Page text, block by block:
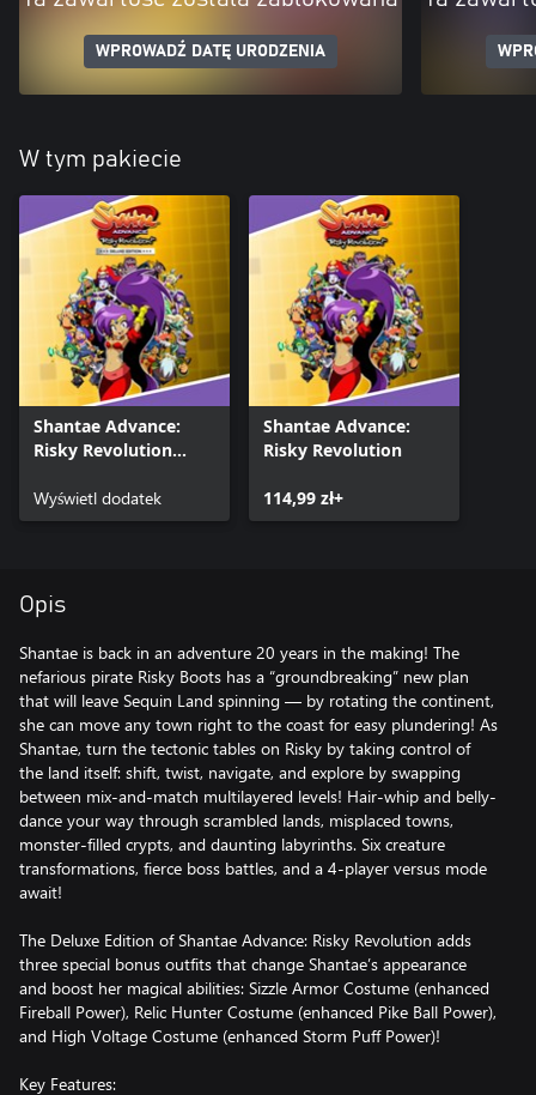
WPROWADŹ DATĘ URODZENIA
W tym pakiecie
Shantae Advance:
Risky Revolution
Wyświetl dodatek
Shantae Advance:
Risky Revolution
114,99 zł+
Opis
Shantae is back in an adventure 20 years in the making! The
nefarious pirate Risky Boots has a “groundbreaking” new plan
that will leave Sequin Land spinning — by rotating the continent,
she can move any town right to the coast for easy plundering! As
Shantae, turn the tectonic tables on Risky by taking control of
the land itself: shift, twist, navigate, and explore by swapping
between mix-and-match multilayered levels! Hair-whip and belly-
dance your way through scrambled lands, misplaced towns,
monster-filled crypts, and daunting labyrinths. Six creature
transformations, fierce boss battles, and a 4-player versus mode
await!
The Deluxe Edition of Shantae Advance: Risky Revolution adds
three special bonus outfits that change Shantae’s appearance
and boost her magical abilities: Sizzle Armor Costume (enhanced
Fireball Power), Relic Hunter Costume (enhanced Pike Ball Power),
and High Voltage Costume (enhanced Storm Puff Power)!
Key Features: